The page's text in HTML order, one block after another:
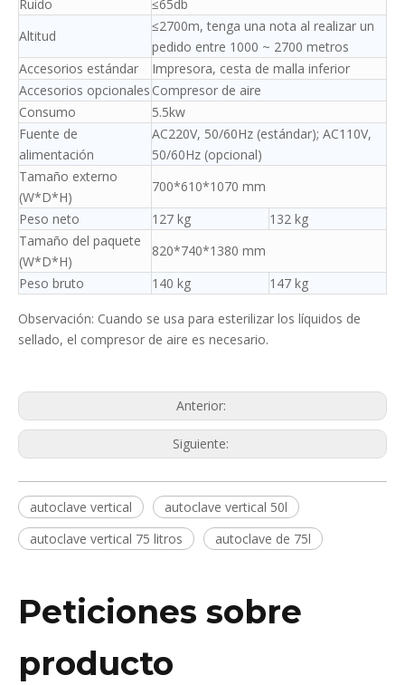
Ruido
≤65db
Altitud
≤2700m, tenga una nota al realizar un
pedido entre 1000 ~ 2700 metros
Accesorios estándar
Impresora, cesta de malla inferior
Accesorios opcionales Compresor de aire
Consumo
5.5kw
Fuente de
alimentación
AC220V, 50/60Hz (estándar); AC110V,
50/60Hz (opcional)
Tamaño externo
(W*D*H)
700*610*1070 mm
Peso neto
127 kg
132 kg
Tamaño del paquete
(W*D*H)
820*740*1380 mm
Peso bruto
140 kg 147 kg
Observación: Cuando se usa para esterilizar los líquidos de
sellado, el compresor de aire es necesario.
Anterior:
Siguiente:
autoclave vertical
autoclave vertical 50l
autoclave vertical 75 litros
autoclave de 75l
Peticiones sobre
producto